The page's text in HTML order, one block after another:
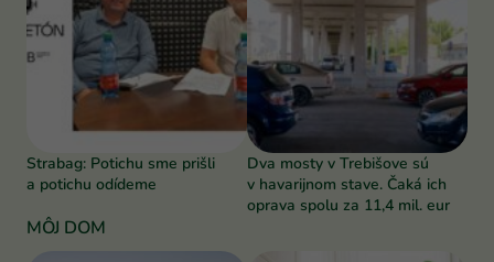
Strabag: Potichu sme prišli
a potichu odídeme
Dva mosty v Trebišove sú
v havarijnom stave. Čaká ich
oprava spolu za 11,4 mil. eur
MÔJ DOM